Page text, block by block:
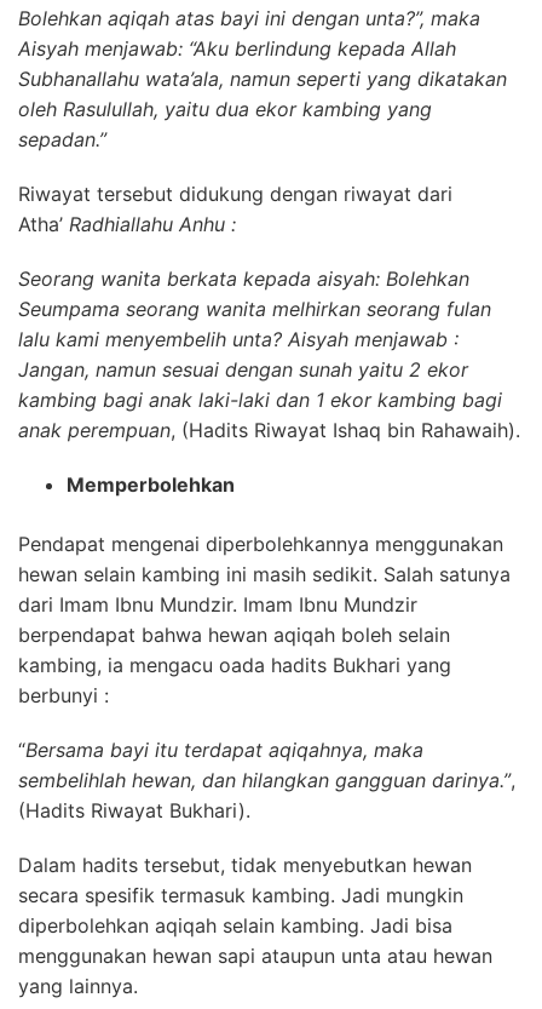
Bolehkan aqiqah atas bayi ini dengan unta?”, maka
Aisyah menjawab: “Aku berlindung kepada Allah
Subhanallahu wata’ala, namun seperti yang dikatakan
oleh Rasulullah, yaitu dua ekor kambing yang
sepadan.”
Riwayat tersebut didukung dengan riwayat dari
Atha’ Radhiallahu Anhu :
Seorang wanita berkata kepada aisyah: Bolehkan
Seumpama seorang wanita melhirkan seorang fulan
lalu kami menyembelih unta? Aisyah menjawab :
Jangan, namun sesuai dengan sunah yaitu 2 ekor
kambing bagi anak laki-laki dan 1 ekor kambing bagi
anak perempuan, (Hadits Riwayat Ishaq bin Rahawaih).
Memperbolehkan
Pendapat mengenai diperbolehkannya menggunakan
hewan selain kambing ini masih sedikit. Salah satunya
dari Imam Ibnu Mundzir. Imam Ibnu Mundzir
berpendapat bahwa hewan aqiqah boleh selain
kambing, ia mengacu oada hadits Bukhari yang
berbunyi :
“Bersama bayi itu terdapat aqiqahnya, maka
sembelihlah hewan, dan hilangkan gangguan darinya.”,
(Hadits Riwayat Bukhari).
Dalam hadits tersebut, tidak menyebutkan hewan
secara spesifik termasuk kambing. Jadi mungkin
diperbolehkan aqiqah selain kambing. Jadi bisa
menggunakan hewan sapi ataupun unta atau hewan
yang lainnya.